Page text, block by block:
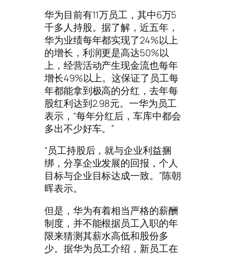
华为目前有11万员工，其中6万5
千多人持股。据了解，近五年，
华为业绩每年都实现了24%以上
的增长，利润更是高达50%以
上，经营活动产生现金流也每年
增长49%以上。这保证了员工每
年都能拿到极高的分红，去年每
股红利达到2.98元。一华为员工
表示，“每年分红后，车库中都会
多出不少好车。”
“员工持股后，就与企业利益捆
绑，分享企业发展的回报，个人
目标与企业目标达成一致。”陈朝
晖表示。
但是，华为有着相当严格的薪酬
制度，并不能根据员工入职的年
限来猜测其薪水高低和股份多
少。据华为员工介绍，新员工在